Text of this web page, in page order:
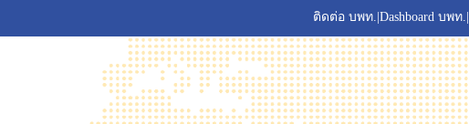
ติดต่อ บพท. Dashboard บพท.